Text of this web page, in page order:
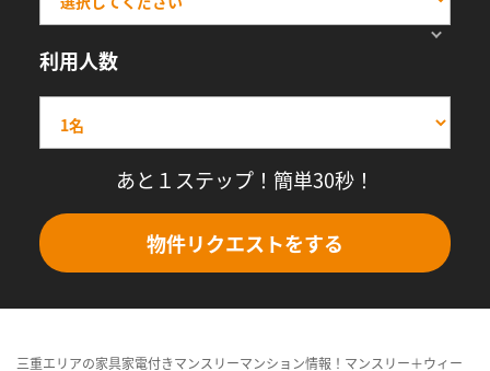
利用人数
あと１ステップ！簡単30秒！
物件リクエストをする
三重エリアの家具家電付きマンスリーマンション情報！マンスリー＋ウィー